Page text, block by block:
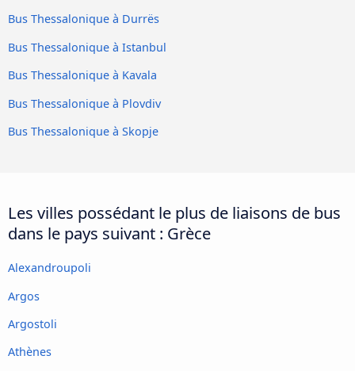
Bus Thessalonique à Durrës
Bus Thessalonique à Istanbul
Bus Thessalonique à Kavala
Bus Thessalonique à Plovdiv
Bus Thessalonique à Skopje
Les villes possédant le plus de liaisons de bus
dans le pays suivant : Grèce
Alexandroupoli
Argos
Argostoli
Athènes